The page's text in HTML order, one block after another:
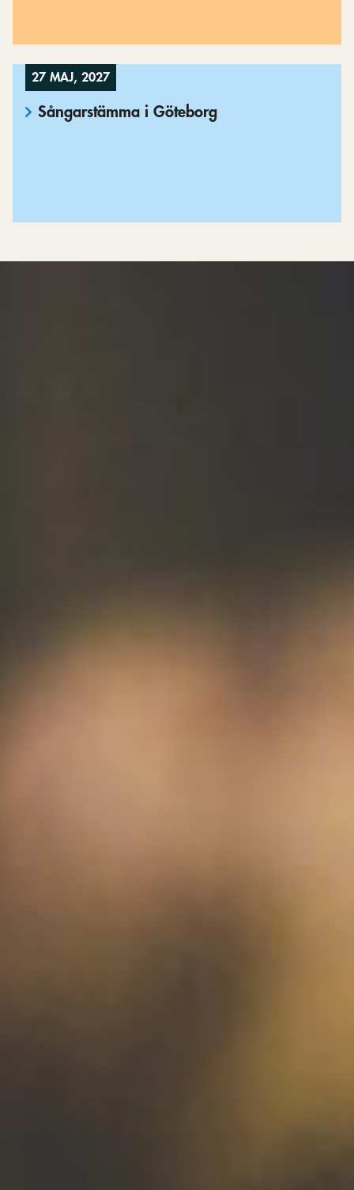
27 MAJ, 2027
Sångarstämma i Göteborg